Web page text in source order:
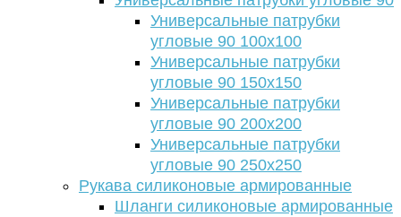
Универсальные патрубки
угловые 90 100х100
Универсальные патрубки
угловые 90 150х150
Универсальные патрубки
угловые 90 200х200
Универсальные патрубки
угловые 90 250х250
Рукава силиконовые армированные
Шланги силиконовые армированные